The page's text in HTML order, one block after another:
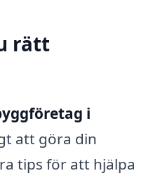
rätt
i
att göra din
tips för att hjälpa